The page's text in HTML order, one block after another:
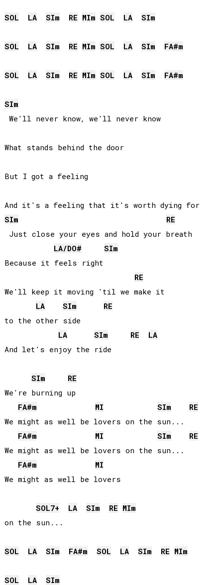
SOL LA SIm RE MIm SOL LA SIm
SOL LA SIm RE MIm SOL LA SIm FA#m
SOL LA SIm RE MIm SOL LA SIm FA#m
SIm
We'll never know, we'll never know
What stands behind the door
But I got a feeling
And it's a feeling that it's worth dying for
SIm
RE
Just close your eyes and hold your breath
LA/DO# SIm
Because it feels right
RE
We'll keep it moving 'til we make it
LA
SIm
RE
to the other side
LA
SIm RE
LA
SIm
RE
We're burning up
FA#m MI SIm
RE
We might as well be lovers on the sun...
FA#m MI SIm
RE
We might as well be lovers on the sun...
FA#m
MI
SOL7+ LA SIm RE MIm
on the sun...
SOL LA SIm FA#m SOL LA SIm RE MIm
SOL LA SIm